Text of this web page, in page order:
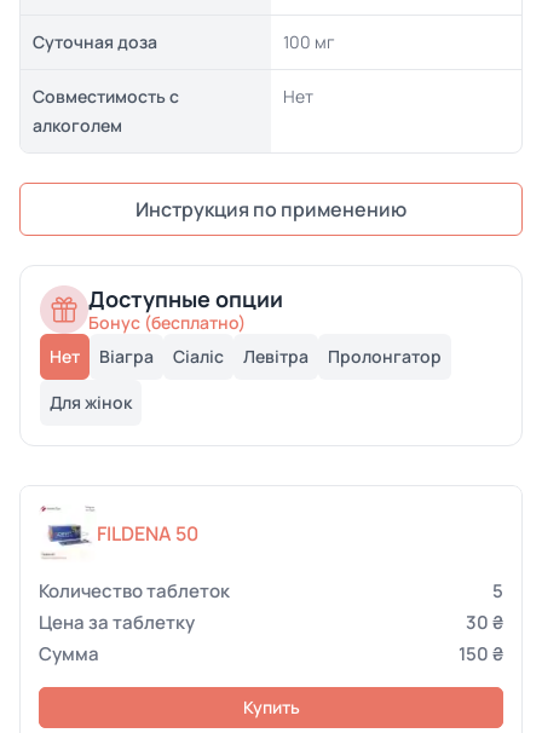
Суточная доза 100 мг
Совместимость с
алкоголем
Нет
Инструкция по применению
Доступные опции
Бонус (бесплатно)
Нет
Віагра Сіаліс Левітра
Пролонгатор
Для жінок
FILDENA 50
5
30 ₴
150 ₴
Купить